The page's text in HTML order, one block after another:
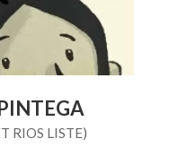
RIOS LISTE)